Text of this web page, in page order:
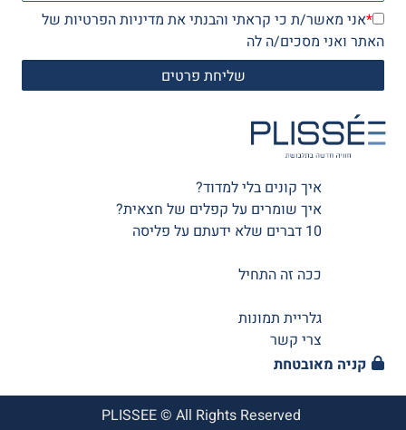
*אני מאשר/ת כי קראתי והבנתי את מדיניות הפרטיות של
האתר ואני מסכים/ה לה
איך קונים בלי למדוד?
איך שומרים על קפלים של חצאית?
10 דברים שלא ידעתם על פליסה
ככה זה התחיל
גלריית תמונות
צרי קשר
קניה מאובטחת